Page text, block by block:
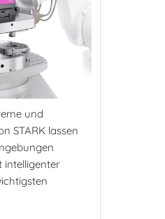
und
STARK lassen
intelligenter